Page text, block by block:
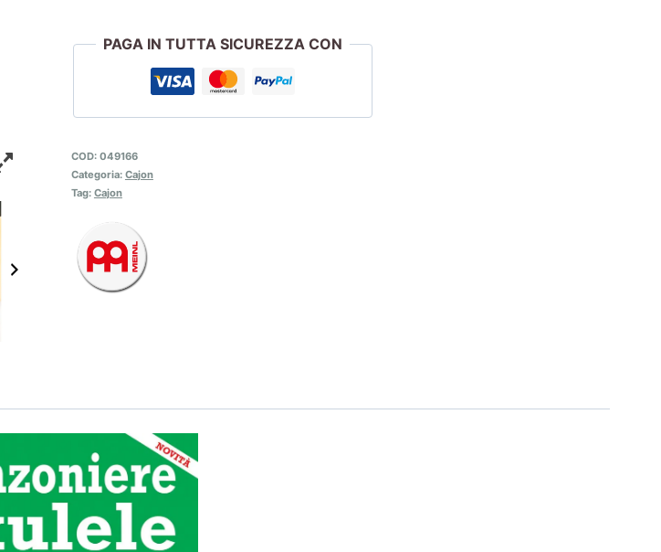
PAGA IN TUTTA SICUREZZA CON
COD: 049166
Categoria: Cajon
Tag: Cajon